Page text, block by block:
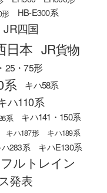
形 HB-E300系
JR四国
日本 JR貨物
25・75形
系 キハ58系
ハ110系
系 キハ141・150系
キハ187形
キハ189系
283系
キハE130系
ルトレイン
発表